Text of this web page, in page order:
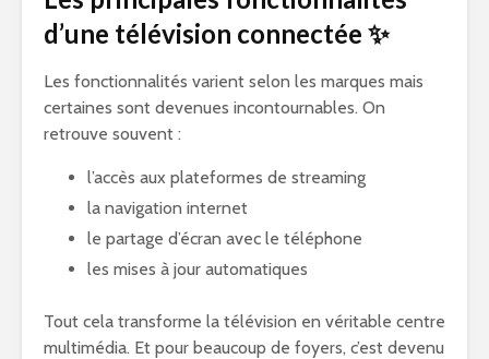
d’une télévision connectée ✨
Les fonctionnalités varient selon les marques mais
certaines sont devenues incontournables. On
retrouve souvent :
l’accès aux plateformes de streaming
la navigation internet
le partage d’écran avec le téléphone
les mises à jour automatiques
Tout cela transforme la télévision en véritable centre
multimédia. Et pour beaucoup de foyers, c’est devenu